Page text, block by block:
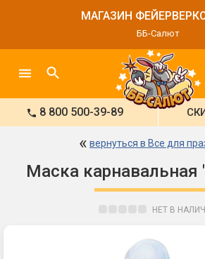
МАГАЗИН
ББ-Салют
8 800 500-39-89
« вернуться в Все для
Маска карнавальная
НЕТ В